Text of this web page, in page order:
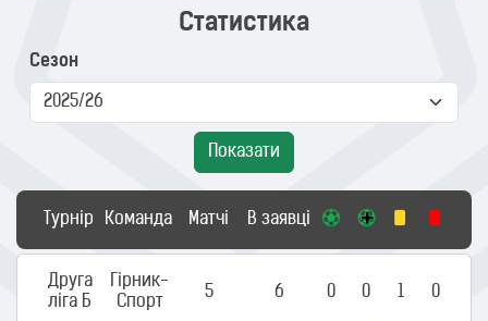
Статистика
Сезон
Показати
Турнір Команда Матчі В заявці
Друга
ліга Б
Гірник-
Cпорт
5 6 0 0 1 0